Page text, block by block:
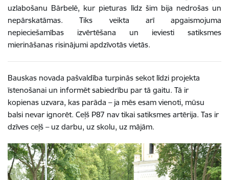
uzlabošanu Bārbelē, kur pieturas līdz šim bija nedrošas un
nepārskatāmas. Tiks veikta arī apgaismojuma
nepieciešamības izvērtēšana un ieviesti satiksmes
mierināšanas risinājumi apdzīvotās vietās.
Bauskas novada pašvaldība turpinās sekot līdzi projekta
īstenošanai un informēt sabiedrību par tā gaitu. Tā ir
kopienas uzvara, kas parāda – ja mēs esam vienoti, mūsu
balsi nevar ignorēt. Ceļš P87 nav tikai satiksmes artērija. Tas ir
dzīves ceļš – uz darbu, uz skolu, uz mājām.